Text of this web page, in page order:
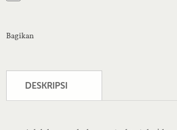
Bagikan
DESKRIPSI